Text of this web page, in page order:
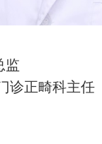
监
诊正畸科主任